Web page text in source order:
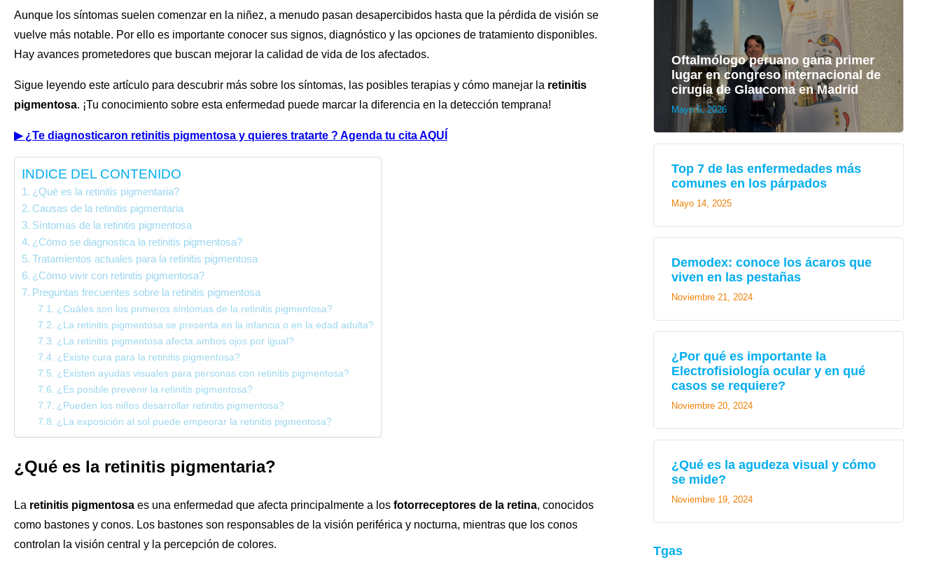
Aunque los síntomas suelen comenzar en la niñez, a menudo pasan desapercibidos hasta que la pérdida de visión se
vuelve más notable. Por ello es importante conocer sus signos, diagnóstico y las opciones de tratamiento disponibles.
Hay avances prometedores que buscan mejorar la calidad de vida de los afectados.
Sigue leyendo este artículo para descubrir más sobre los síntomas, las posibles terapias y cómo manejar la retinitis
pigmentosa. ¡Tu conocimiento sobre esta enfermedad puede marcar la diferencia en la detección temprana!
▶ ¿Te diagnosticaron retinitis pigmentosa y quieres tratarte ? Agenda tu cita AQUÍ
INDICE DEL CONTENIDO
¿Qué es la retinitis pigmentaria?
Causas de la retinitis pigmentaria
Síntomas de la retinitis pigmentosa
¿Cómo se diagnostica la retinitis pigmentosa?
Tratamientos actuales para la retinitis pigmentosa
¿Cómo vivir con retinitis pigmentosa?
Preguntas frecuentes sobre la retinitis pigmentosa
¿Cuáles son los primeros síntomas de la retinitis pigmentosa?
¿La retinitis pigmentosa se presenta en la infancia o en la edad adulta?
¿La retinitis pigmentosa afecta ambos ojos por igual?
¿Existe cura para la retinitis pigmentosa?
¿Existen ayudas visuales para personas con retinitis pigmentosa?
¿Es posible prevenir la retinitis pigmentosa?
¿Pueden los niños desarrollar retinitis pigmentosa?
¿La exposición al sol puede empeorar la retinitis pigmentosa?
¿Qué es la retinitis pigmentaria?
La retinitis pigmentosa es una enfermedad que afecta principalmente a los fotorreceptores de la retina, conocidos
como bastones y conos. Los bastones son responsables de la visión periférica y nocturna, mientras que los conos
controlan la visión central y la percepción de colores.
Oftalmólogo peruano gana primer
lugar en congreso internacional de
cirugía de Glaucoma en Madrid
Mayo 5, 2026
Top 7 de las enfermedades más
comunes en los párpados
Mayo 14, 2025
Demodex: conoce los ácaros que
viven en las pestañas
Noviembre 21, 2024
¿Por qué es importante la
Electrofisiología ocular y en qué
casos se requiere?
Noviembre 20, 2024
¿Qué es la agudeza visual y cómo
se mide?
Noviembre 19, 2024
Tgas